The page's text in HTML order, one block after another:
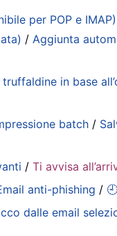
per POP e IMAP)
/Aggiunta
in base
batch /
/Ti avvisa
anti-phishing /
dalle email